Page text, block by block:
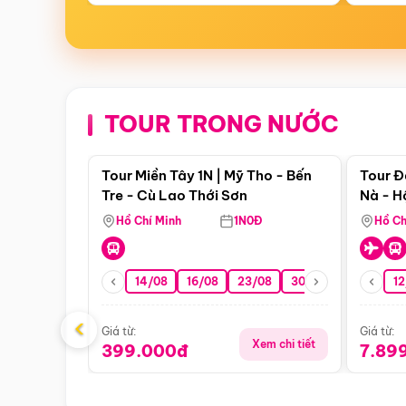
TOUR TRONG NƯỚC
Điểm nổi bật
Tour Miền Tây 1N | Mỹ Tho - Bến
Tre - Cù Lao Thới Sơn
Hồ Chí Minh 1N0Đ
14/08 16/08 23/08 30/08 06/09
Giá từ:
399.000đ Xem chi tiết
Tour
Nà -
Nha
Hồ
Giá từ:
‹